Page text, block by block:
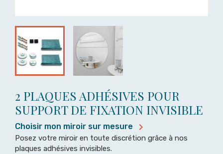
2 PLAQUES ADHÉSIVES POUR
SUPPORT DE FIXATION INVISIBLE
Choisir mon miroir sur mesure 
Posez votre miroir en toute discrétion grâce à nos
plaques adhésives invisibles.